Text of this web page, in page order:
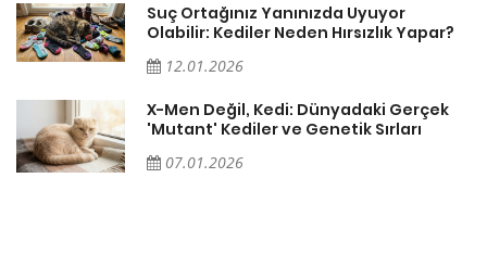
Suç Ortağınız Yanınızda Uyuyor
Olabilir: Kediler Neden Hırsızlık Yapar?
12.01.2026
X-Men Değil, Kedi: Dünyadaki Gerçek
'Mutant' Kediler ve Genetik Sırları
07.01.2026